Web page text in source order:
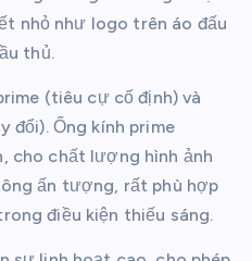
nhỏ như logo trên áo đấu
thủ.
(tiêu cự cố định) và
đổi). Ống kính prime
cho chất lượng hình ảnh
ấn tượng, rất phù hợp
điều kiện thiếu sáng.